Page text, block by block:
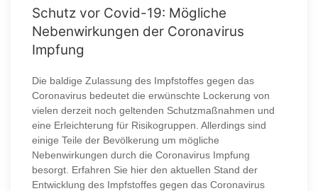
Schutz vor Covid-19: Mögliche
Nebenwirkungen der Coronavirus
Impfung
Die baldige Zulassung des Impfstoffes gegen das
Coronavirus bedeutet die erwünschte Lockerung von
vielen derzeit noch geltenden Schutzmaßnahmen und
eine Erleichterung für Risikogruppen. Allerdings sind
einige Teile der Bevölkerung um mögliche
Nebenwirkungen durch die Coronavirus Impfung
besorgt. Erfahren Sie hier den aktuellen Stand der
Entwicklung des Impfstoffes gegen das Coronavirus